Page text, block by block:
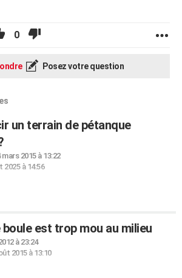
0
Posez votre question
un terrain de pétanque
mars 2015 à 13:22
2025 à 14:56
est trop mou au milieu
à 23:24
2015 à 13:10